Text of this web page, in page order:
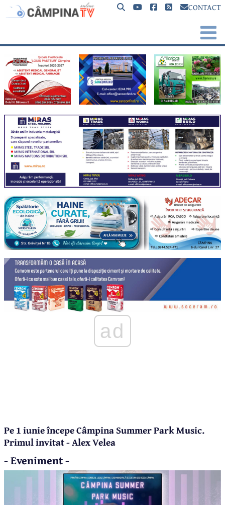
CONTACT
ad
Pe 1 iunie începe Câmpina Summer Park Music.
Primul invitat - Alex Velea
- Eveniment -